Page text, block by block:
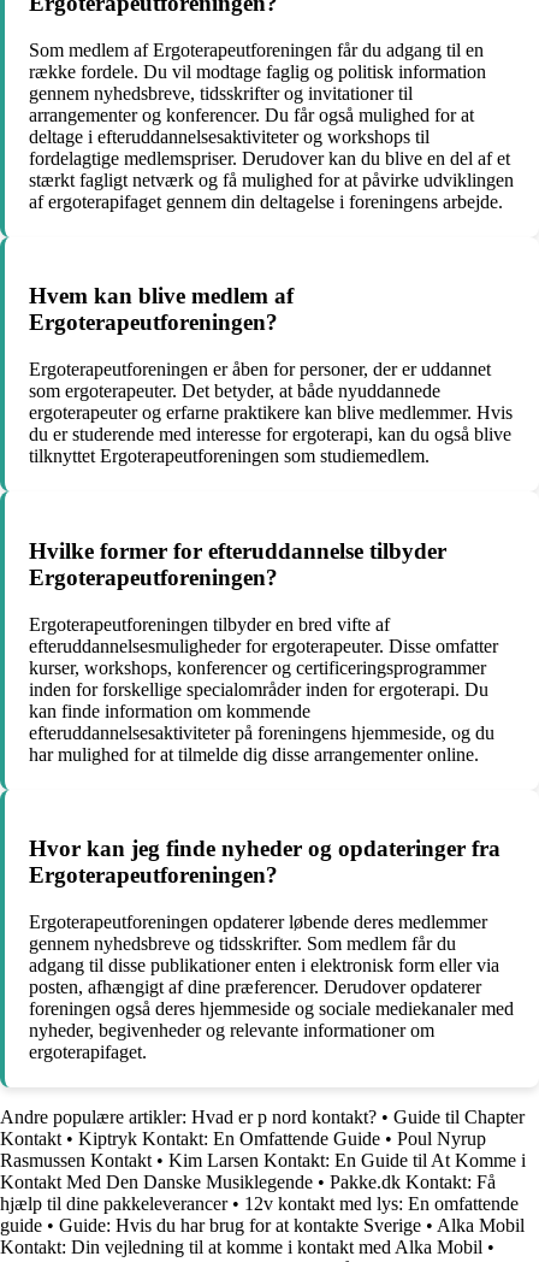
Som medlem af Ergoterapeutforeningen får du adgang til en
række fordele. Du vil modtage faglig og politisk information
gennem nyhedsbreve, tidsskrifter og invitationer til
arrangementer og konferencer. Du får også mulighed for at
deltage i efteruddannelsesaktiviteter og workshops til
fordelagtige medlemspriser. Derudover kan du blive en del af et
stærkt fagligt netværk og få mulighed for at påvirke udviklingen
af ergoterapifaget gennem din deltagelse i foreningens arbejde.
Hvem kan blive medlem af
Ergoterapeutforeningen?
Ergoterapeutforeningen er åben for personer, der er uddannet
som ergoterapeuter. Det betyder, at både nyuddannede
ergoterapeuter og erfarne praktikere kan blive medlemmer. Hvis
du er studerende med interesse for ergoterapi, kan du også blive
tilknyttet Ergoterapeutforeningen som studiemedlem.
Hvilke former for efteruddannelse tilbyder
Ergoterapeutforeningen?
Ergoterapeutforeningen tilbyder en bred vifte af
efteruddannelsesmuligheder for ergoterapeuter. Disse omfatter
kurser, workshops, konferencer og certificeringsprogrammer
inden for forskellige specialområder inden for ergoterapi. Du
kan finde information om kommende
efteruddannelsesaktiviteter på foreningens hjemmeside, og du
har mulighed for at tilmelde dig disse arrangementer online.
Hvor kan jeg finde nyheder og opdateringer fra
Ergoterapeutforeningen?
Ergoterapeutforeningen opdaterer løbende deres medlemmer
gennem nyhedsbreve og tidsskrifter. Som medlem får du
adgang til disse publikationer enten i elektronisk form eller via
posten, afhængigt af dine præferencer. Derudover opdaterer
foreningen også deres hjemmeside og sociale mediekanaler med
nyheder, begivenheder og relevante informationer om
ergoterapifaget.
Andre populære artikler: Hvad er p nord kontakt? • Guide til Chapter
Kontakt • Kiptryk Kontakt: En Omfattende Guide • Poul Nyrup
Rasmussen Kontakt • Kim Larsen Kontakt: En Guide til At Komme i
Kontakt Med Den Danske Musiklegende • Pakke.dk Kontakt: Få
hjælp til dine pakkeleverancer• 12v kontakt med lys: En omfattende
guide • Guide: Hvis du har brug for at kontakte Sverige • Alka Mobil
Kontakt: Din vejledning til at komme i kontakt med Alka Mobil •